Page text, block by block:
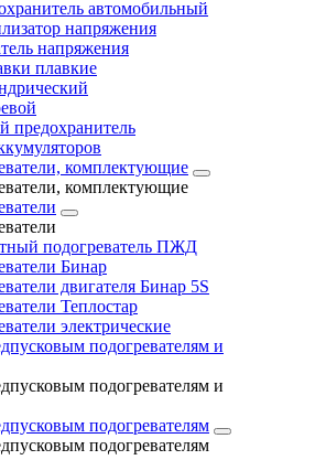
автомобильный
напряжения
напряжения
плавкие
предохранитель
комплектующие
комплектующие
подогреватель ПЖД
Бинар
двигателя Бинар 5S
Теплостар
электрические
подогревателям и
подогревателям и
подогревателям
подогревателям